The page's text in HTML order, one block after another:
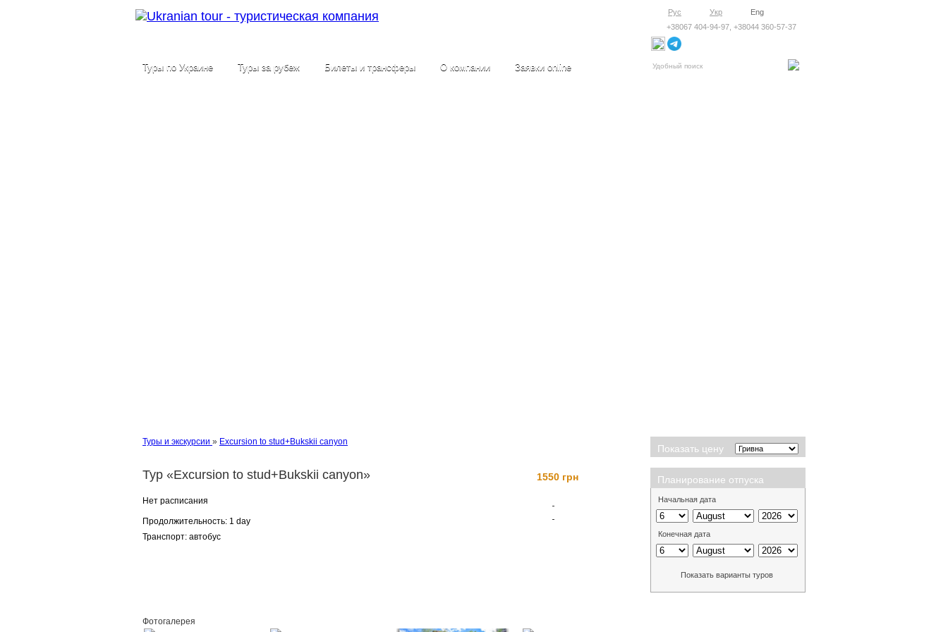
Рус Укр
Eng
+38067 404-94-97, +38044 360-57-37
Туры по Украине Туры за рубеж Билеты и трансферы О компании Заявки online
Туры и экскурсии » Excursion to stud+Bukskii canyon
Тур «Excursion to stud+Bukskii canyon» 1550 грн
Нет расписания
Продолжительность: 1 day
Транспорт: автобус
Фотогалерея
Показать цену
Планирование отпуска
Начальная дата
Конечная дата